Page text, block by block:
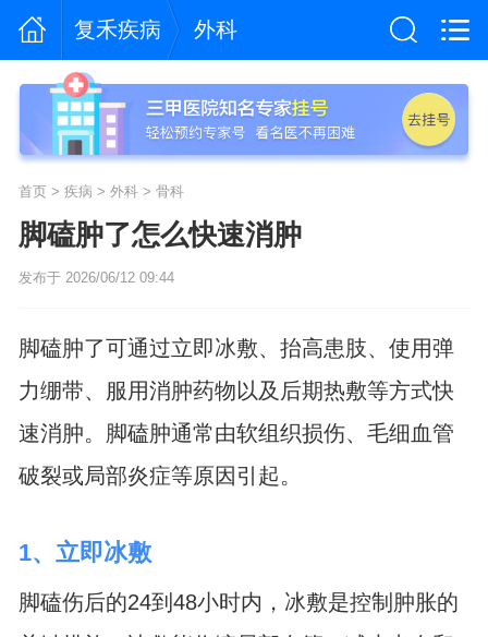
复禾疾病 外科
首页> 疾病 > 外科> 骨科
脚磕肿了怎么快速消肿
发布于 2026/06/12 09:44
脚磕肿了可通过立即冰敷、抬高患肢、使用弹
力绷带、服用消肿药物以及后期热敷等方式快
速消肿。脚磕肿通常由软组织损伤、毛细血管
破裂或局部炎症等原因引起。
1、立即冰敷
脚磕伤后的24到48小时内，冰敷是控制肿胀的